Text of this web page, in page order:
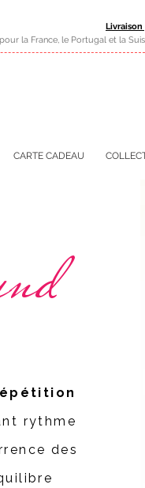
la France, le Portugal et la
CARTE CADEAU
rythme
des